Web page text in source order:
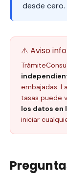
desde cero.
⚠️ Aviso
embajadas.
tasas puede
los datos en
iniciar